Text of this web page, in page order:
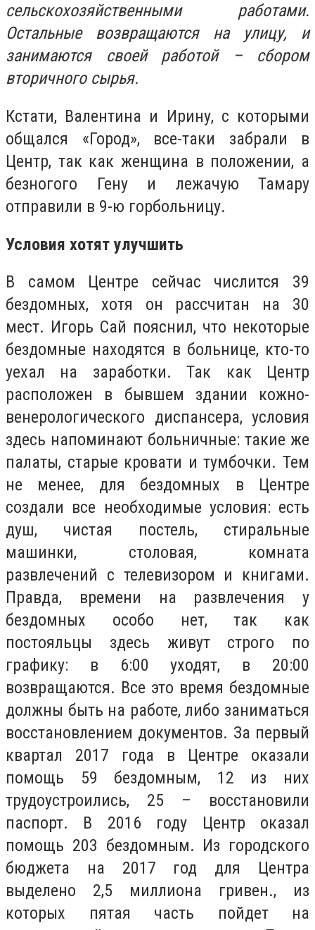
сельскохозяйственными работами.
Остальные возвращаются на улицу, и
занимаются своей работой – сбором
вторичного сырья.
Кстати, Валентина и Ирину, с которыми
общался «Город», все-таки забрали в
Центр, так как женщина в положении, а
безногого Гену и лежачую Тамару
отправили в 9-ю горбольницу.
Условия хотят улучшить
В самом Центре сейчас числится 39
бездомных, хотя он рассчитан на 30
мест. Игорь Сай пояснил, что некоторые
бездомные находятся в больнице, кто-то
уехал на заработки. Так как Центр
расположен в бывшем здании кожно-
венерологического диспансера, условия
здесь напоминают больничные: такие же
палаты, старые кровати и тумбочки. Тем
не менее, для бездомных в Центре
создали все необходимые условия: есть
душ, чистая постель, стиральные
машинки, столовая, комната
развлечений с телевизором и книгами.
Правда, времени на развлечения у
бездомных особо нет, так как
постояльцы здесь живут строго по
графику: в 6:00 уходят, в 20:00
возвращаются. Все это время бездомные
должны быть на работе, либо заниматься
восстановлением документов. За первый
квартал 2017 года в Центре оказали
помощь 59 бездомным, 12 из них
трудоустроились, 25 – восстановили
паспорт. В 2016 году Центр оказал
помощь 203 бездомным. Из городского
бюджета на 2017 год для Центра
выделено 2,5 миллиона гривен., из
которых пятая часть пойдет на